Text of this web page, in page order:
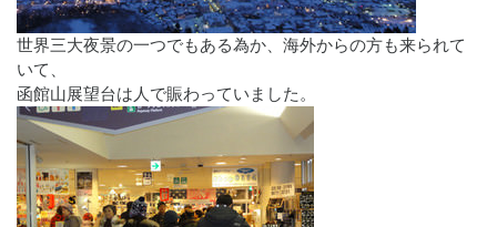
世界三大夜景の一つでもある為か、海外からの方も来られて
いて、
函館山展望台は人で賑わっていました。